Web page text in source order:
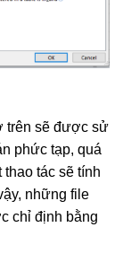
trên sẽ được sử
phức tạp, quá
tác sẽ tính
những file
chỉ định bằng